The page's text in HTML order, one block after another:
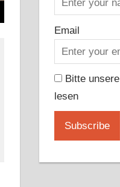
Email
Bitte unsere
lesen